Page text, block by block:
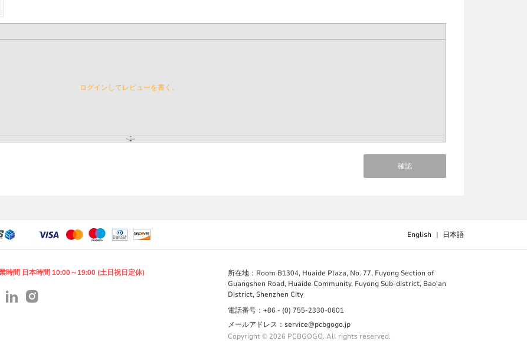
ログインしてレビューを書く。
確認
English | 日本語
時間 日本時間 10:00～19:00 (土日祝日定休)
所在地：Room B1304, Huaide Plaza, No. 77, Fuyong Section of
Guangshen Road, Huaide Community, Fuyong Sub-district, Bao'an
District, Shenzhen City
電話番号：+86 - (0) 755-2330-0601
メールアドレス：service@pcbgogo.jp
Copyright © 2026 PCBGOGO. All rights reserved.